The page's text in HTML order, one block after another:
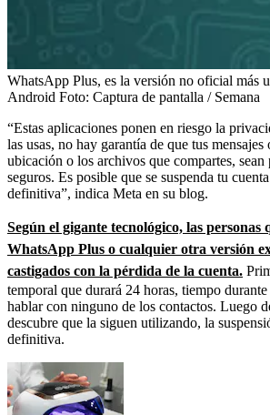
WhatsApp Plus, es la versión no oficial más
Android Foto: Captura de pantalla / Semana
“Estas aplicaciones ponen en riesgo la
las usas, no hay garantía de que tus mensajes
ubicación o los archivos que compartes, sean
seguros. Es posible que se suspenda tu
definitiva”, indica Meta en su blog.
Según el gigante tecnológico, las personas
WhatsApp Plus o cualquier otra versión
castigados con la pérdida de la cuenta.
temporal que durará 24 horas, tiempo
hablar con ninguno de los contactos. Luego
descubre que la siguen utilizando, la
definitiva.